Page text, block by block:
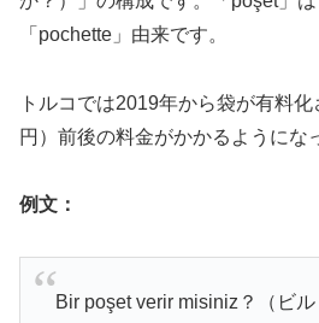
「pochette」由来です。
トルコでは2019年から袋が有料
円）前後の料金がかかるようにな
例文：
Bir poşet verir misiniz？（ビ